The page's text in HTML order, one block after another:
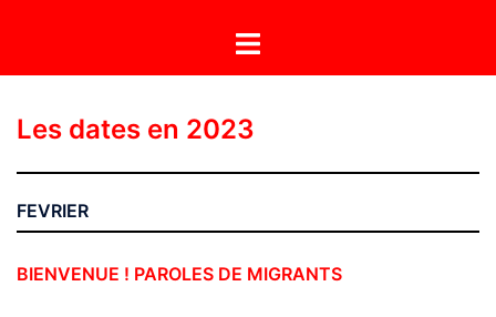
contenu
Ouvrir/fermer
Les dates en 2023
FEVRIER
BIENVENUE ! PAROLES DE MIGRANTS